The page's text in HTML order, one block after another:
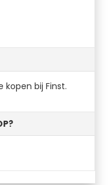
kopen bij Finst.